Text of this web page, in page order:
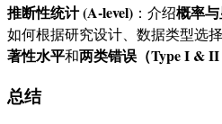
推断性统计 (A-level) ：介绍概率
如何根据研究设计、数据类型选
著性水平和两类错误（Type I & II
总结